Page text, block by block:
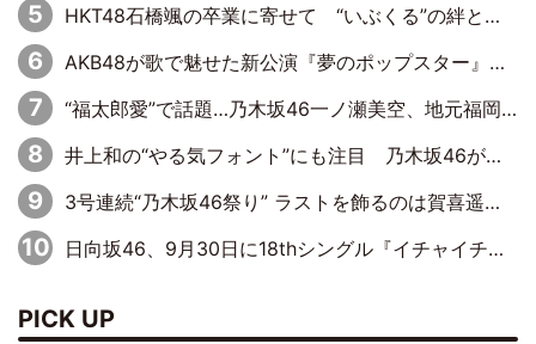
HKT48石橋颯の卒業に寄せて “いぶくる”の絆と後輩・龍頭綺音の決意
AKB48が歌で魅せた新公演『夢のポップスター』 初日から全身全霊のステージ
“福太郎愛”で話題…乃木坂46一ノ瀬美空、地元福岡『めんべい25周年トップサポーター』に就任
井上和の“やる気フォント”にも注目 乃木坂46が挑んだ書道パフォーマンスの舞台裏
3号連続“乃木坂46祭り” ラストを飾るのは賀喜遥香…5年ぶりの登場に「5年分大人になった私を見ていただけたら」
日向坂46、9月30日に18thシングル『イチャイチャ虫』の発売決定！ フォーメーションは『日向坂で会いましょう』にて発表
PICK UP